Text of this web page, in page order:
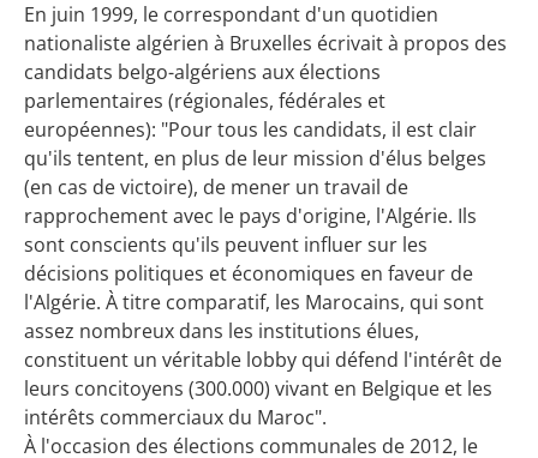
En juin 1999, le correspondant d'un quotidien
nationaliste algérien à Bruxelles écrivait à propos des
candidats belgo-algériens aux élections
parlementaires (régionales, fédérales et
européennes): "Pour tous les candidats, il est clair
qu'ils tentent, en plus de leur mission d'élus belges
(en cas de victoire), de mener un travail de
rapprochement avec le pays d'origine, l'Algérie. Ils
sont conscients qu'ils peuvent influer sur les
décisions politiques et économiques en faveur de
l'Algérie. À titre comparatif, les Marocains, qui sont
assez nombreux dans les institutions élues,
constituent un véritable lobby qui défend l'intérêt de
leurs concitoyens (300.000) vivant en Belgique et les
intérêts commerciaux du Maroc".
À l'occasion des élections communales de 2012, le